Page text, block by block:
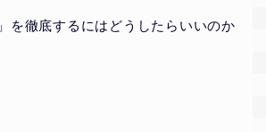
」を徹底するにはどうしたらいいのか